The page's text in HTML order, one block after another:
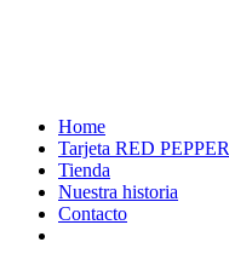
Home
Tarjeta RED PEPPER
Tienda
Nuestra historia
Contacto